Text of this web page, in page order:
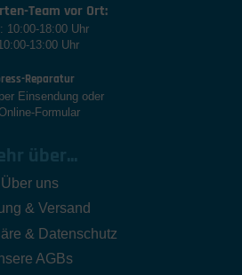
Team vor Ort:
10:00-18:00 Uhr
13:00 Uhr
Reparatur
Einsendung oder
Formular
über...
Über uns
& Versand
& Datenschutz
AGBs